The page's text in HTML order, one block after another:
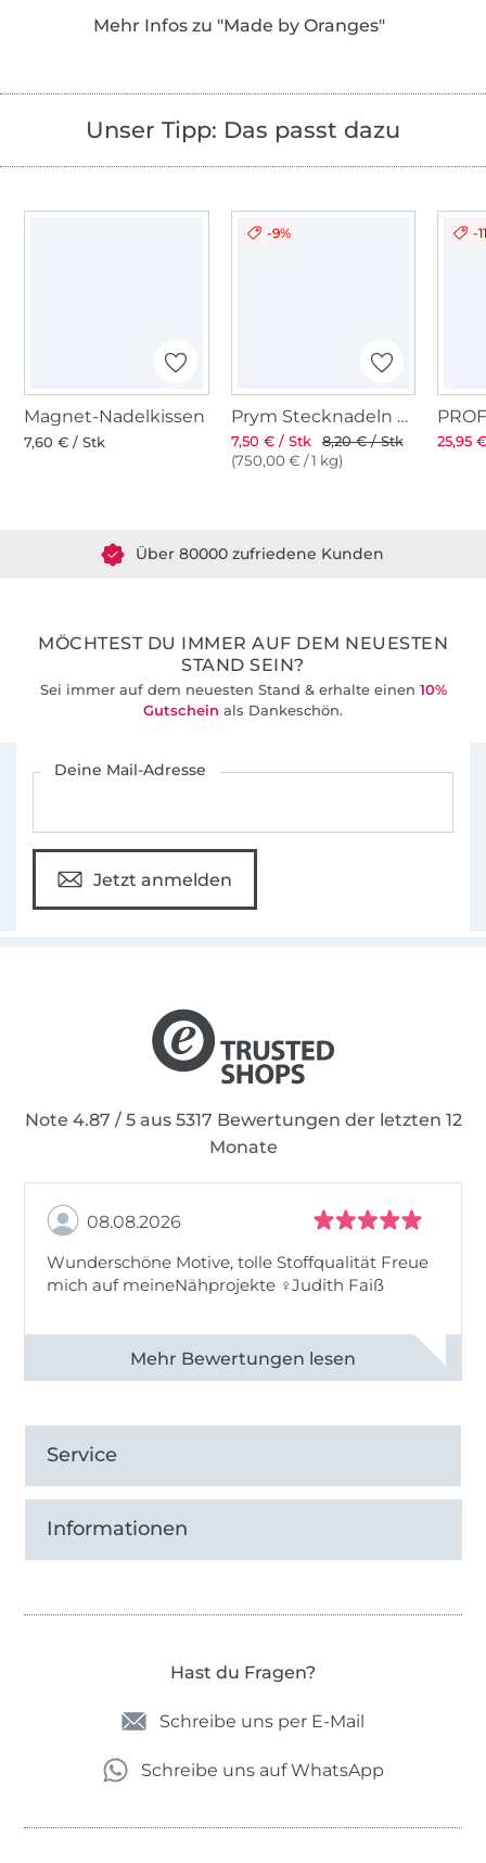
Englisch, Niederländisch und Französisch an!
Mehr Infos zu "Made by Oranges"
Unser Tipp: Das passt dazu
Magnet-Nadelkissen
7,60 € / Stk
-9%
Prym Stecknadeln mit Griff
7,50 € / Stk
8,20 € / Stk
(750,00 € / 1 kg)
-
25,95
MÖCHTEST DU IMMER AUF DEM NEUESTEN
STAND SEIN?
Sei immer auf dem neuesten Stand & erhalte einen 10%
Gutschein als Dankeschön.
Deine Mail-Adresse
Jetzt anmelden
Note 4.87 / 5 aus 5317 Bewertungen der letzten 12
Monate
08.08.2026
Wunderschöne Motive, tolle Stoffqualität Freue
mich auf meineNähprojekte ♀Judith Faiß
Alle 82990 Bewertungen ansehen
Service
Informationen
Hast du Fragen?
Schreibe uns per E-Mail
Schreibe uns auf WhatsApp